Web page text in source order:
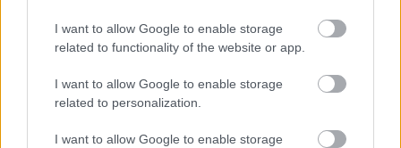
I want to allow Google to enable storage
related to functionality of the website or app.
I want to allow Google to enable storage
related to personalization.
I want to allow Google to enable storage